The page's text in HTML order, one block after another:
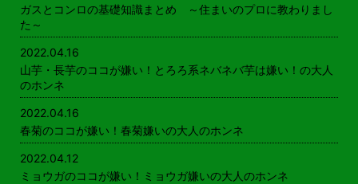
ガスとコンロの基礎知識まとめ ～住まいのプロに教わりまし
た～
2022.04.16
山芋・長芋のココが嫌い！とろろ系ネバネバ芋は嫌い！の大人
のホンネ
2022.04.16
春菊のココが嫌い！春菊嫌いの大人のホンネ
2022.04.12
ミョウガのココが嫌い！ミョウガ嫌いの大人のホンネ